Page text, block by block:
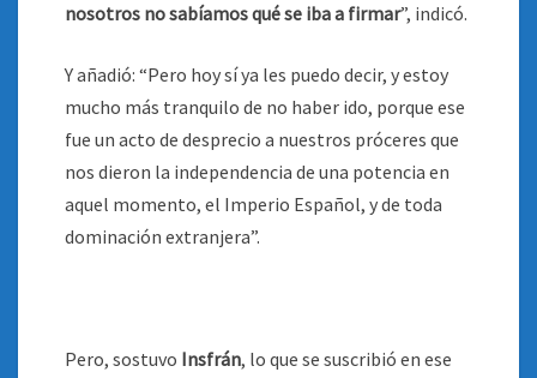
nosotros no sabíamos qué se iba a firmar”, indicó.
Y añadió: “Pero hoy sí ya les puedo decir, y estoy
mucho más tranquilo de no haber ido, porque ese
fue un acto de desprecio a nuestros próceres que
nos dieron la independencia de una potencia en
aquel momento, el Imperio Español, y de toda
dominación extranjera”.
Pero, sostuvo Insfrán, lo que se suscribió en ese